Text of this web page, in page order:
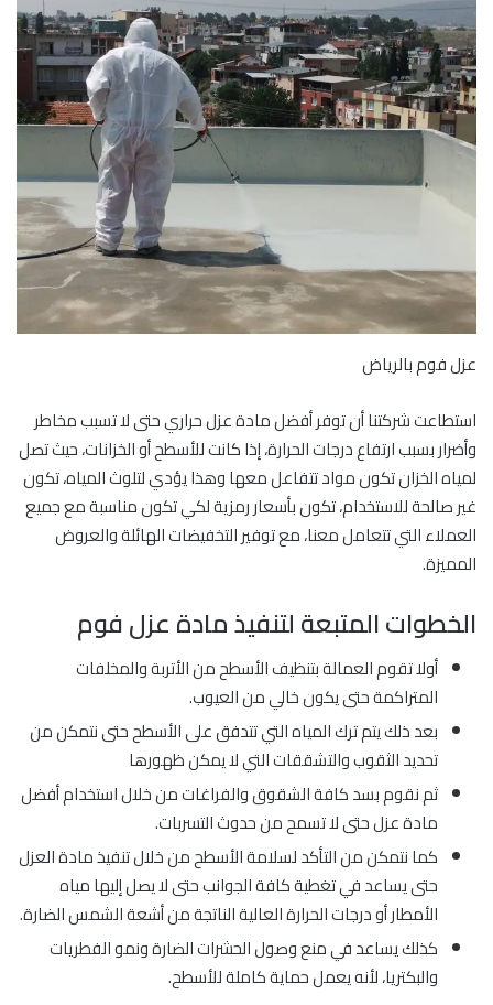
عزل فوم بالرياض
استطاعت شركتنا أن توفر أفضل مادة عزل حراري حتى لا تسبب مخاطر
وأضرار بسبب ارتفاع درجات الحرارة، إذا كانت للأسطح أو الخزانات، حيث تصل
لمياه الخزان تكون مواد تتفاعل معها وهذا يؤدي لتلوث المياه، تكون
غير صالحة للاستخدام، تكون بأسعار رمزية لكي تكون مناسبة مع جميع
العملاء التي تتعامل معنا، مع توفير التخفيضات الهائلة والعروض
المميزة.
الخطوات المتبعة لتنفيذ مادة عزل فوم
أولا تقوم العمالة بتنظيف الأسطح من الأتربة والمخلفات
المتراكمة حتى يكون خالي من العيوب.
بعد ذلك يتم ترك المياه التي تتدفق على الأسطح حتى نتمكن من
تحديد الثقوب والتشققات التي لا يمكن ظهورها
ثم نقوم بسد كافة الشقوق والفراغات من خلال استخدام أفضل
مادة عزل حتى لا تسمح من حدوث التسربات.
كما نتمكن من التأكد لسلامة الأسطح من خلال تنفيذ مادة العزل
حتى يساعد في تغطية كافة الجوانب حتى لا يصل إليها مياه
الأمطار أو درجات الحرارة العالية الناتجة من أشعة الشمس الضارة.
كذلك يساعد في منع وصول الحشرات الضارة ونمو الفطريات
والبكتريا، لأنه يعمل حماية كاملة للأسطح.